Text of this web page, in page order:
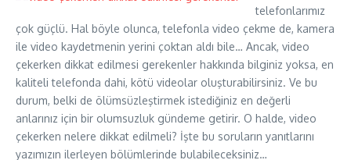
telefonlarımız
çok güçlü. Hal böyle olunca, telefonla video çekme de, kamera
ile video kaydetmenin yerini çoktan aldı bile… Ancak, video
çekerken dikkat edilmesi gerekenler hakkında bilginiz yoksa, en
kaliteli telefonda dahi, kötü videolar oluşturabilirsiniz. Ve bu
durum, belki de ölümsüzleştirmek istediğiniz en değerli
anlarınız için bir olumsuzluk gündeme getirir. O halde, video
çekerken nelere dikkat edilmeli? İşte bu soruların yanıtlarını
yazımızın ilerleyen bölümlerinde bulabileceksiniz…